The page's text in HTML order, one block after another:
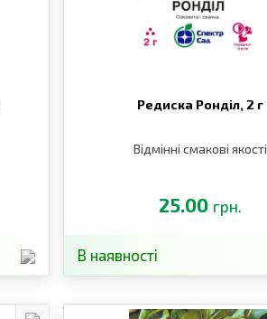
Редиска Ронділ, 2 г
Відмінні смакові якості
25.00 грн.
В наявності